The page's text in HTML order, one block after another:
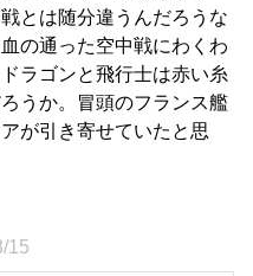
とは随分違うんだろうな
の通った空中戦にわくわ
ラゴンと飛行士は赤い糸
うか。冒頭のフランス艦
が引き寄せていたと思
15